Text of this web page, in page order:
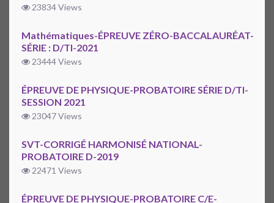
23834 Views
Mathématiques-ÉPREUVE ZÉRO-BACCALAURÉAT-
SÉRIE : D/TI-2021
23444 Views
ÉPREUVE DE PHYSIQUE-PROBATOIRE SÉRIE D/TI-
SESSION 2021
23047 Views
SVT-CORRIGÉ HARMONISÉ NATIONAL-
PROBATOIRE D-2019
22471 Views
ÉPREUVE DE PHYSIQUE-PROBATOIRE C/E-